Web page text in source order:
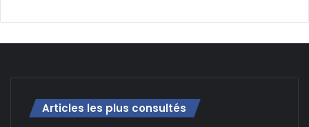
Articles les plus consultés